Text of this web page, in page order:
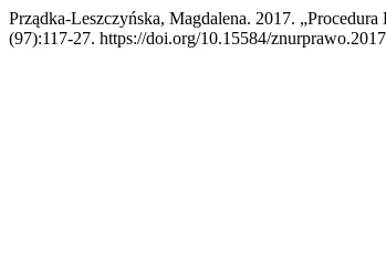
Prządka-Leszczyńska, Magdalena. 2017.
(97):117-27. https://doi.org/10.15584/